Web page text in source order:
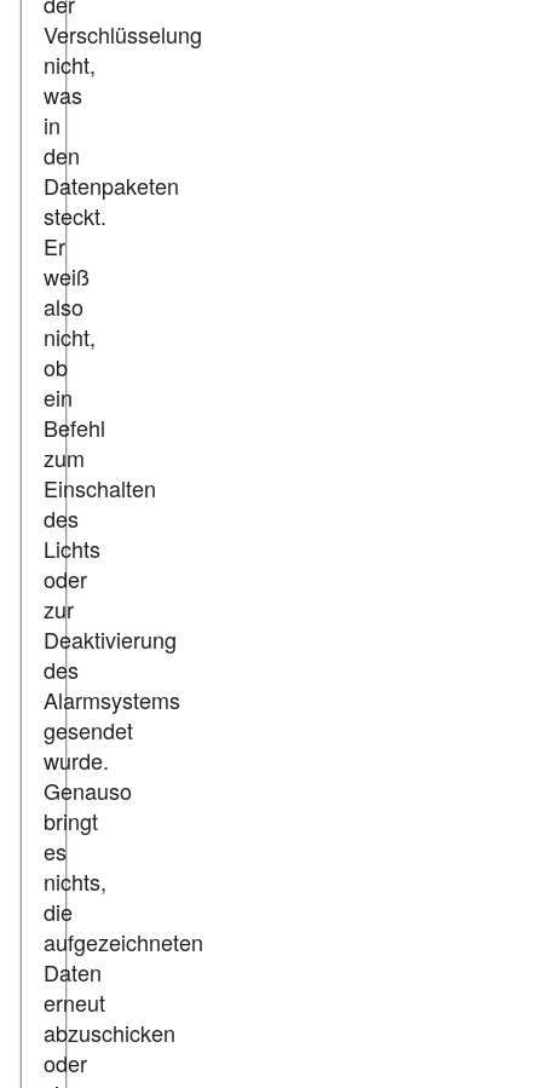
Verschlüsselung
nicht,
was
in
den
Datenpaketen
steckt.
Er
weiß
also
nicht,
ob
ein
Befehl
zum
Einschalten
des
Lichts
oder
zur
Deaktivierung
des
Alarmsystems
gesendet
wurde.
Genauso
bringt
es
nichts,
die
aufgezeichneten
Daten
erneut
abzuschicken
oder